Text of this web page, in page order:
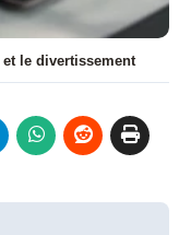
le divertissement